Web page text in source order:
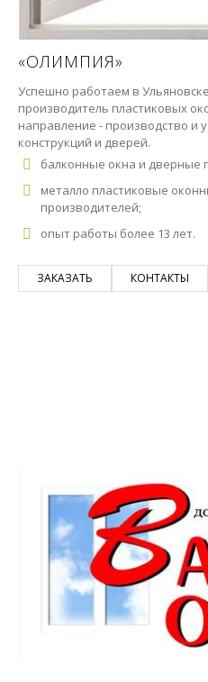
«ОЛИМПИЯ»
Успешно работаем в
производитель пластиковых
направление - производство и
конструкций и дверей.
балконные окна и дверные
металло пластиковые
производителей;
опыт работы более 13 лет.
ЗАКАЗАТЬ КОНТАКТЫ